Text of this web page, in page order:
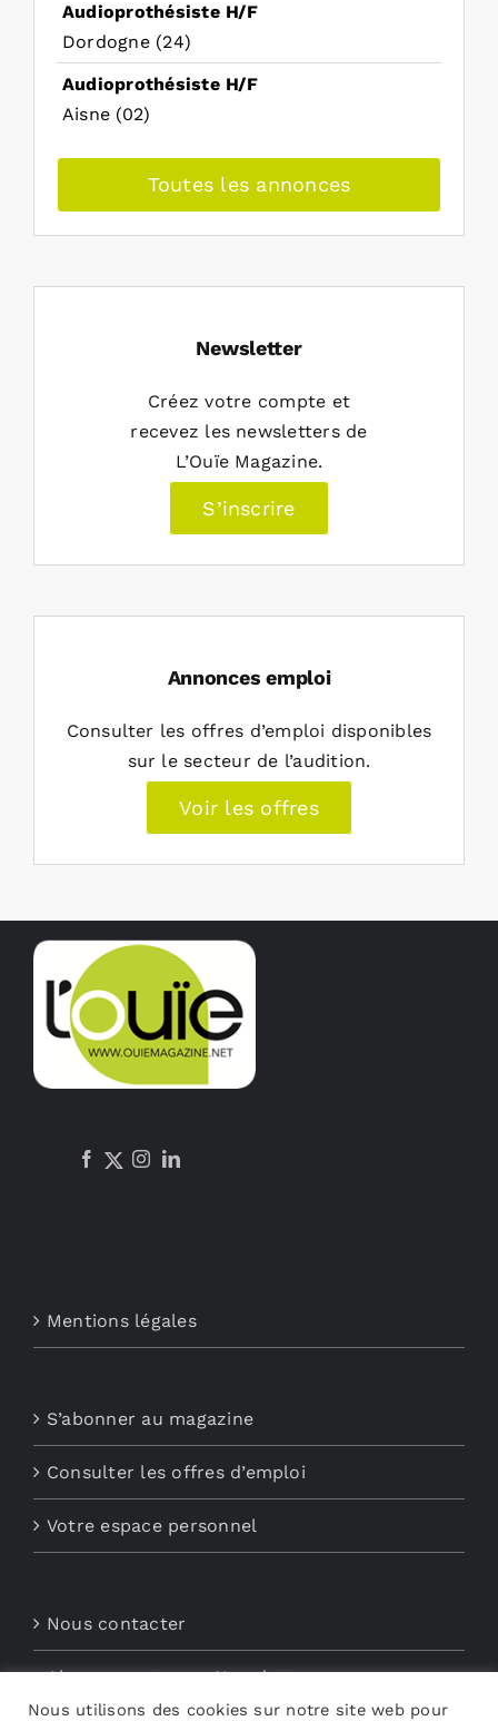
Audioprothésiste H/F
Dordogne (24)
Audioprothésiste H/F
Aisne (02)
Toutes les annonces
Newsletter
Créez votre compte et
recevez les newsletters de
L’Ouïe Magazine.
S’inscrire
Annonces emploi
Consulter les offres d’emploi disponibles
sur le secteur de l’audition.
Voir les offres
Mentions légales
S’abonner au magazine
Consulter les offres d’emploi
Votre espace personnel
Nous contacter
Abonnements aux Newsletters
Nous utilisons des cookies sur notre site web pour